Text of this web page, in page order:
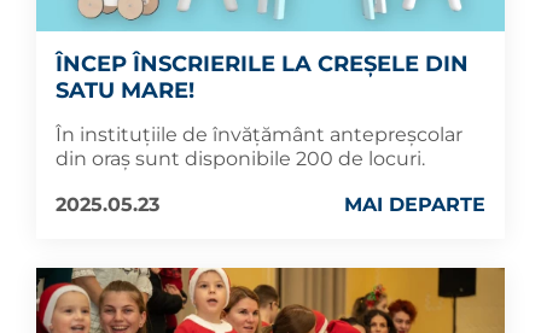
ÎNCEP ÎNSCRIERILE LA CREȘELE DIN
SATU MARE!
În instituțiile de învățământ antepreșcolar
din oraș sunt disponibile 200 de locuri.
2025.05.23
MAI DEPARTE